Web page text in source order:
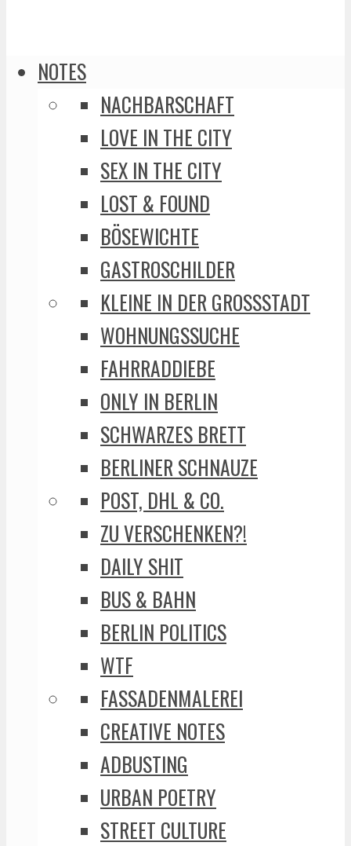
NOTES
NACHBARSCHAFT
LOVE IN THE CITY
SEX IN THE CITY
LOST & FOUND
BÖSEWICHTE
GASTROSCHILDER
KLEINE IN DER GROSSSTADT
WOHNUNGSSUCHE
FAHRRADDIEBE
ONLY IN BERLIN
SCHWARZES BRETT
BERLINER SCHNAUZE
POST, DHL & CO.
ZU VERSCHENKEN?!
DAILY SHIT
BUS & BAHN
BERLIN POLITICS
WTF
FASSADENMALEREI
CREATIVE NOTES
ADBUSTING
URBAN POETRY
STREET CULTURE